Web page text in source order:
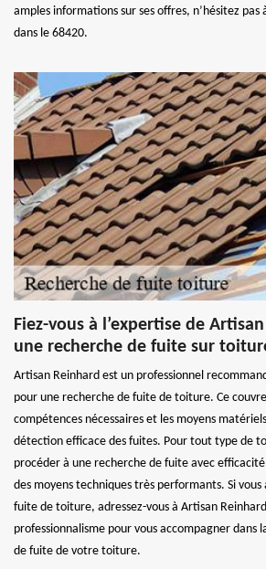
amples informations sur ses offres, n’hésitez pas
dans le 68420.
Fiez-vous à l’expertise de
une recherche de fuite sur
Artisan Reinhard est un professionnel
pour une recherche de fuite de toiture. Ce
compétences nécessaires et les moyens
détection efficace des fuites. Pour tout type de
procéder à une recherche de fuite avec
des moyens techniques très performants. Si
fuite de toiture, adressez-vous à Artisan
professionnalisme pour vous accompagner dans
de fuite de votre toiture.